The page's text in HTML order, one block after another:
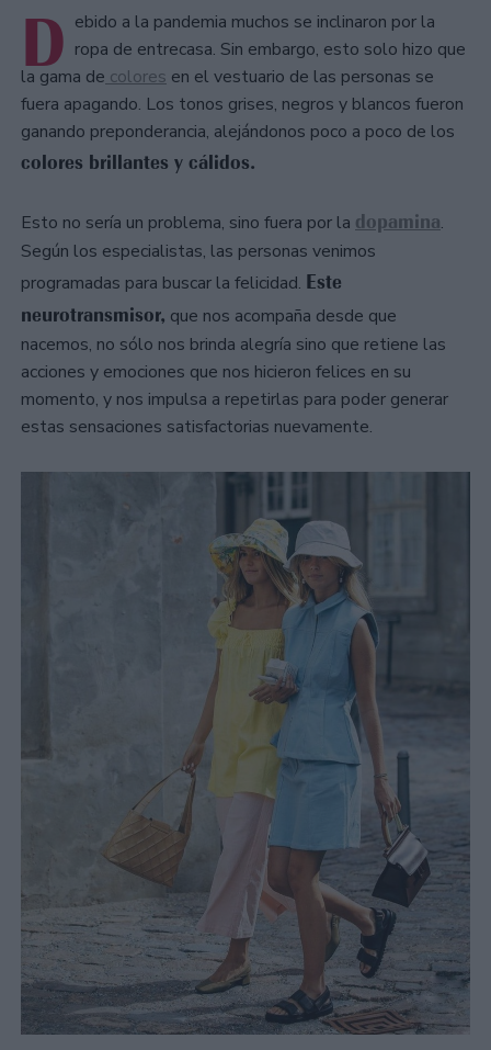
D ebido a la pandemia muchos se inclinaron por la
ropa de entrecasa. Sin embargo, esto solo hizo que
la gama de colores en el vestuario de las personas se
fuera apagando. Los tonos grises, negros y blancos fueron
ganando preponderancia, alejándonos poco a poco de los
colores brillantes y cálidos.
Esto no sería un problema, sino fuera por la dopamina.
Según los especialistas, las personas venimos
programadas para buscar la felicidad. Este
neurotransmisor, que nos acompaña desde que
nacemos, no sólo nos brinda alegría sino que retiene las
acciones y emociones que nos hicieron felices en su
momento, y nos impulsa a repetirlas para poder generar
estas sensaciones satisfactorias nuevamente.